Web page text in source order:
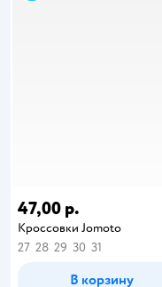
47,00 р.
Кроссовки Jomoto
27 28 29 30 31
В корзину